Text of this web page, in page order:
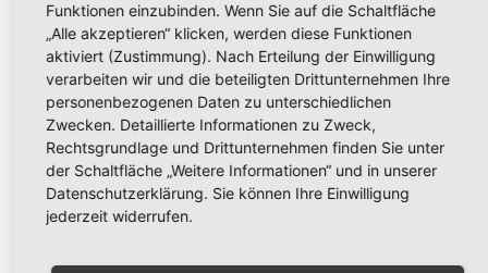
sucht Zeugen
Related Post
Funktionen einzubinden. Wenn Sie auf die Schaltfläche
„Alle akzeptieren“ klicken, werden diese Funktionen
aktiviert (Zustimmung). Nach Erteilung der Einwilligung
verarbeiten wir und die beteiligten Drittunternehmen Ihre
personenbezogenen Daten zu unterschiedlichen
Zwecken. Detaillierte Informationen zu Zweck,
Rechtsgrundlage und Drittunternehmen finden Sie unter
der Schaltfläche „Weitere Informationen“ und in unserer
Datenschutzerklärung. Sie können Ihre Einwilligung
jederzeit widerrufen.